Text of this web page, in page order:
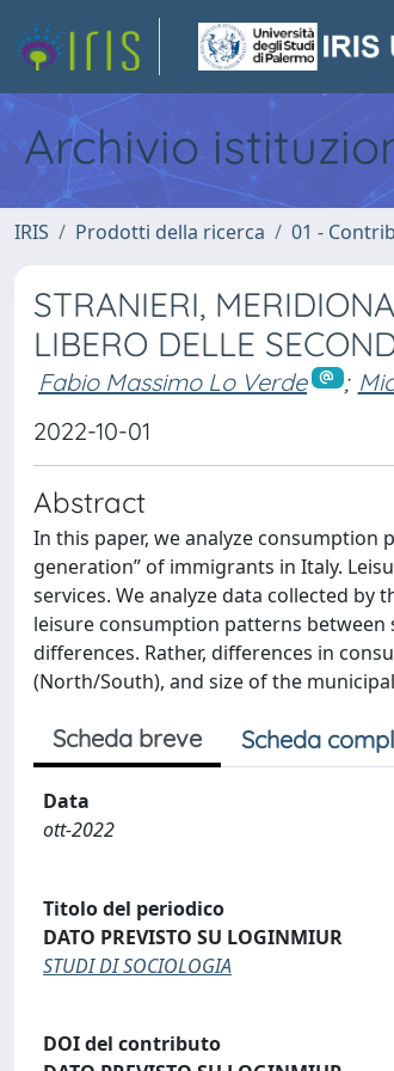
Archivio
IRIS Prodotti della ricerca 01 -
STRANIERI,
LIBERO DELLE
Fabio Massimo Lo Verde ;
2022-10-01
Abstract
In this paper, we analyze consumption
generation” of immigrants in Italy.
services. We analyze data collected by
leisure consumption patterns
differences. Rather, differences in
(North/South), and size of the
Scheda breve Scheda
Data
ott-2022
Titolo del periodico
DATO PREVISTO SU LOGINMIUR
STUDI DI SOCIOLOGIA
DOI del contributo